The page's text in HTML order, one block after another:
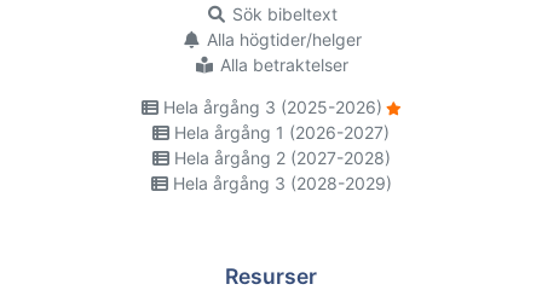
Sök bibeltext
Alla högtider/helger
Alla betraktelser
Hela årgång 3 (2025-2026)
Hela årgång 1 (2026-2027)
Hela årgång 2 (2027-2028)
Hela årgång 3 (2028-2029)
Resurser